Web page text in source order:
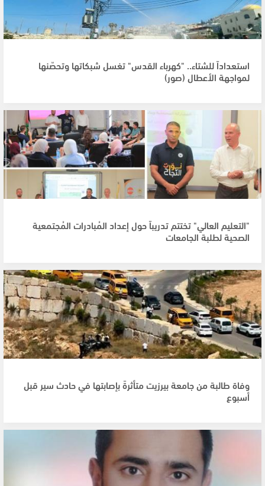
استعداداً للشتاء.. "كهرباء القدس" تغسل شبكاتها وتحصّنها
لمواجهة الأعطال (صور)
"التعليم العالي" تختتم تدريباً حول إعداد المُبادرات المُجتمعية
الصحية لطلبة الجامعات
وفاة طالبة من جامعة بيرزيت متأثرةً بإصابتها في حادث سير قبل
أسبوع